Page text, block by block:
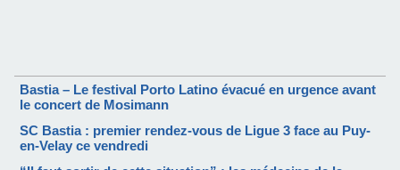
Bastia – Le festival Porto Latino évacué en urgence avant
le concert de Mosimann
SC Bastia : premier rendez-vous de Ligue 3 face au Puy-
en-Velay ce vendredi